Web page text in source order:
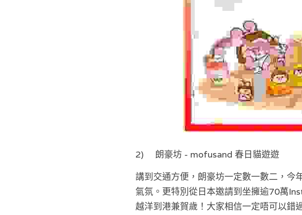
2)	朗豪坊 - mofusand 春日貓遊遊
講到交通方便，朗豪坊一定數一數二，今
氣氛。更特別從日本邀請到坐擁逾70萬
越洋到港兼賀歲！大家相信一定唔可以錯